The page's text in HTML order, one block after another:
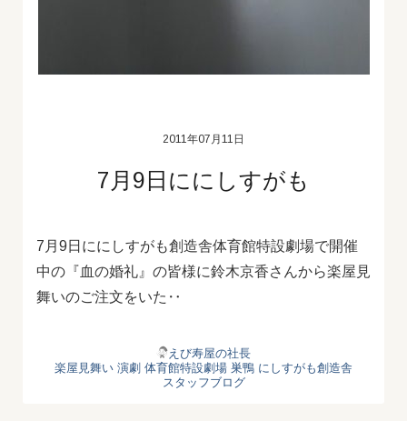
2011年07月11日
7月9日ににしすがも
7月9日ににしすがも創造舎体育館特設劇場で開催
中の『血の婚礼』の皆様に鈴木京香さんから楽屋見
舞いのご注文をいた‥
えび寿屋の社長
楽屋見舞い 演劇 体育館特設劇場 巣鴨 にしすがも創造舎
スタッフブログ